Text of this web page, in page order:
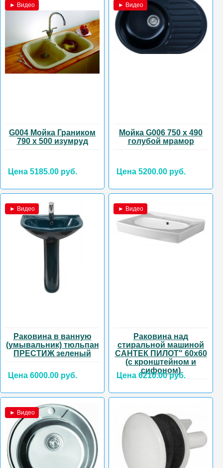
► Видео
G004 Мойка Граником
790 х 500 изумруд
Цена 5185.00 руб.
► Видео
Мойка G006 750 х 490
голубой мрамор
Цена 5200.00 руб.
► Видео
Раковина в ванную
(умывальник) тюльпан
ПРЕСТИЖ зеленый
Цена 6000.00 руб.
► Видео
Раковина над
стиральной машиной
САНТЕК ПИЛОТ" 60х60
(с кронштейном и
сифоном)
Цена 6210.00 руб.
► Видео